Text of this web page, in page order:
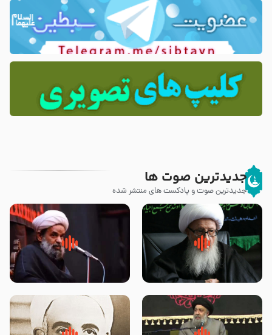
جدیدترین صوت ها
جدیدترین صوت و پادکست های منتشر شده
زوّار اربعین امام حسین (علیه
السلام) با این اشتیاق به زیارت
روضه جانسوز پاره های جگر امام
حسن مجتبی علیه السلام-حجت